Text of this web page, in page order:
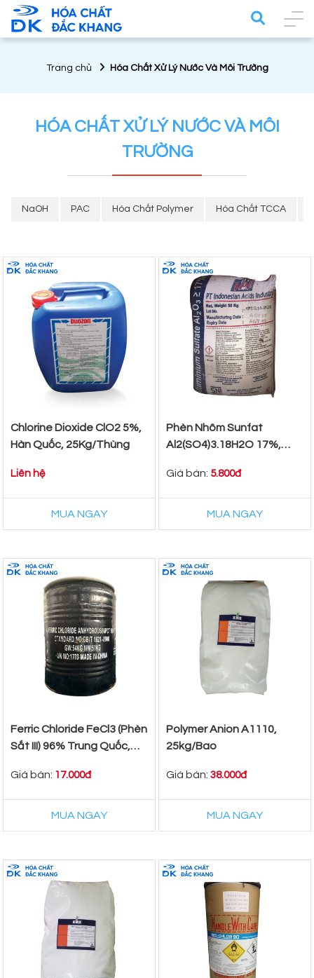
Trang chủ Hóa Chất Xử Lý Nước Và Môi Trường
HÓA CHẤT XỬ LÝ NƯỚC VÀ MÔI
TRƯỜNG
NaOH PAC Hóa Chất Polymer Hóa Chất TCCA
Chlorine Dioxide ClO2 5%,
Hàn Quốc, 25Kg/Thùng
Liên hệ
MUA NGAY
Phèn Nhôm Sunfat
Al2(SO4)3.18H2O 17%,
Giá bán: 5.800đ
MUA NGAY
Ferric Chloride FeCl3 (Phèn
Sắt III) 96% Trung Quốc,
Giá bán: 17.000đ
MUA NGAY
Polymer Anion A1110,
25kg/Bao
Giá bán: 38.000đ
MUA NGAY